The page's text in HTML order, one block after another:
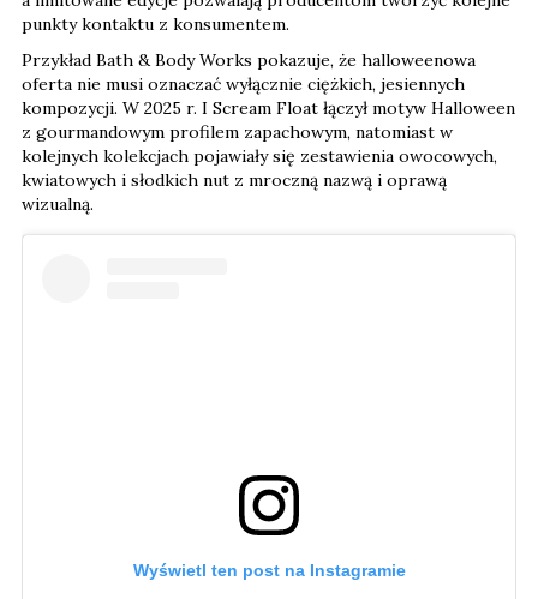
punkty kontaktu z konsumentem.
Przykład Bath & Body Works pokazuje, że halloweenowa
oferta nie musi oznaczać wyłącznie ciężkich, jesiennych
kompozycji. W 2025 r. I Scream Float łączył motyw Halloween
z gourmandowym profilem zapachowym, natomiast w
kolejnych kolekcjach pojawiały się zestawienia owocowych,
kwiatowych i słodkich nut z mroczną nazwą i oprawą
wizualną.
Wyświetl ten post na Instagramie